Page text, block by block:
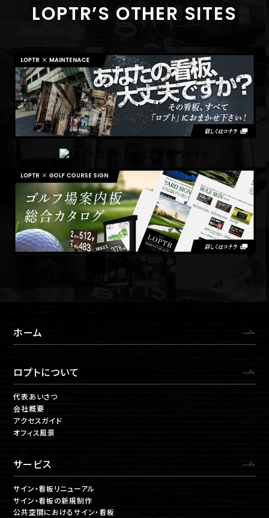
LOPTR’S OTHER SITES
ホーム
ロプトについて
代表あいさつ
会社概要
アクセスガイド
オフィス風景
サービス
サイン・看板リニューアル
サイン・看板の新規制作
公共空間におけるサイン・看板